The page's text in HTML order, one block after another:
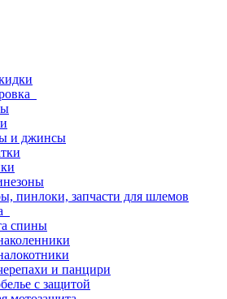
и джинсы
пинлоки, запчасти для шлемов
спины
и панцири
с защитой